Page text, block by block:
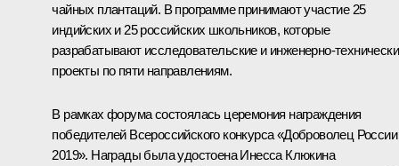
чайных плантаций. В программе принимают участие 25
индийских и 25 российских школьников, которые
разрабатывают исследовательские и инженерно-
проекты по пяти направлениям.
В рамках форума состоялась церемония награждения
победителей Всероссийского конкурса «Доброволец
2019». Награды была удостоена Инесса Клюкина